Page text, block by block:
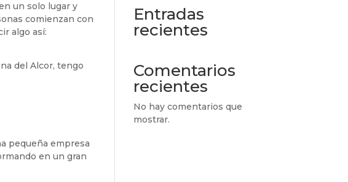
un solo lugar y
comienzan con
algo así:
del Alcor, tengo
pequeña empresa
en un gran
Entradas
recientes
Comentarios
recientes
No hay comentarios que
mostrar.